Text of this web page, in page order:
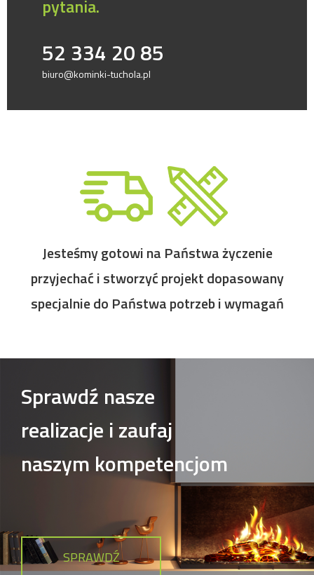
pytania.
52 334 20 85
biuro@kominki-tuchola.pl
Jesteśmy gotowi na Państwa życzenie
przyjechać i stworzyć projekt dopasowany
specjalnie do Państwa potrzeb i wymagań
Sprawdź nasze
realizacje i zaufaj
naszym kompetencjom
SPRAWDŹ